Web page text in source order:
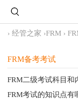
› 经管之家 ›FRM ›
FRM备考考试
FRM二级考试科目和
FRM考试的知识点有